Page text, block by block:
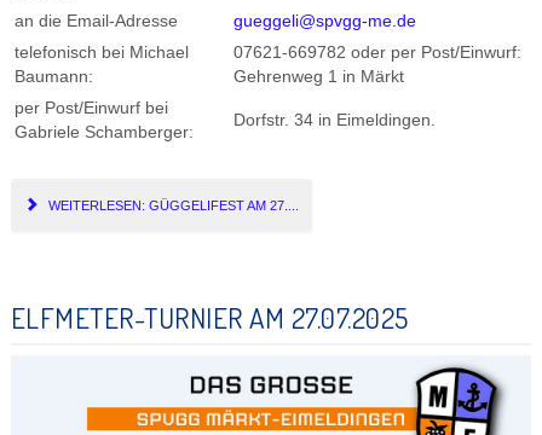
an die Email-Adresse
gueggeli@spvgg-me.de
telefonisch bei Michael
Baumann:
07621-669782 oder per Post/Einwurf:
Gehrenweg 1 in Märkt
per Post/Einwurf bei
Gabriele Schamberger:
Dorfstr. 34 in Eimeldingen.
WEITERLESEN: GÜGGELIFEST AM 27....
ELFMETER-TURNIER AM 27.07.2025